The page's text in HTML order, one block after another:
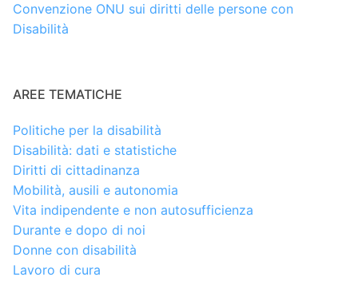
Convenzione ONU sui diritti delle persone con
Disabilità
AREE TEMATICHE
Politiche per la disabilità
Disabilità: dati e statistiche
Diritti di cittadinanza
Mobilità, ausili e autonomia
Vita indipendente e non autosufficienza
Durante e dopo di noi
Donne con disabilità
Lavoro di cura